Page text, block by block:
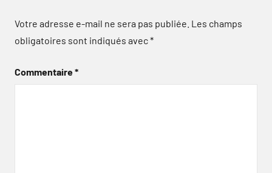
Votre adresse e-mail ne sera pas publiée. Les champs
obligatoires sont indiqués avec*
Commentaire*